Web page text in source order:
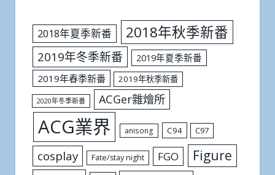
2018年夏季新番 2018年秋季新番
2019年冬季新番
2019年夏季新番
2019年春季新番
2019年秋季新番
2020年冬季新番 ACGer雜燴所
ACG業界 anisong C94 C97
cosplay Fate/stay night FGO Figure